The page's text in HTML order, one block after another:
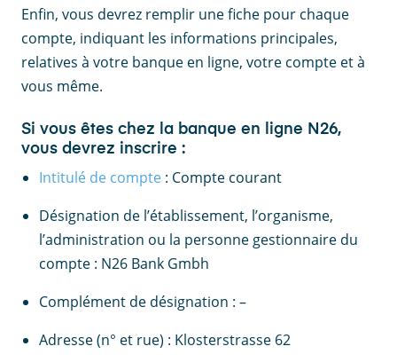
Enfin, vous devrez remplir une fiche pour chaque
compte, indiquant les informations principales,
relatives à votre banque en ligne, votre compte et à
vous même.
Si vous êtes chez la banque en ligne N26,
vous devrez inscrire :
Intitulé de compte : Compte courant
Désignation de l’établissement, l’organisme,
l’administration ou la personne gestionnaire du
compte : N26 Bank Gmbh
Complément de désignation : –
Adresse (n° et rue) : Klosterstrasse 62